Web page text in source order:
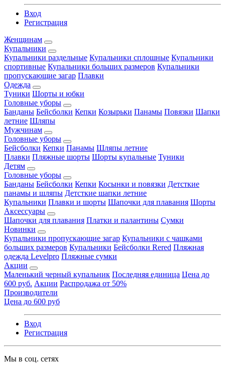
Вход
Регистрация
Женщинам
Купальники
Купальники раздельные Купальники сплошные Купальники
спортивные Купальники больших размеров Купальники
пропускающие загар Плавки
Одежда
Туники Шорты и юбки
Головные уборы
Банданы Бейсболки Кепки Козырьки Панамы Повязки Шапки
летние Шляпы
Мужчинам
Головные уборы
Бейсболки Кепки Панамы Шляпы летние
Плавки Пляжные шорты Шорты купальные Туники
Детям
Головные уборы
Банданы Бейсболки Кепки Косынки и повязки Детсткие
панамы и шляпы Детсткие шапки летние
Купальники Плавки и шорты Шапочки для плавания Шорты
Аксессуары
Шапочки для плавания Платки и палантины Сумки
Новинки
Купальники пропускающие загар Купальники с чашками
больших размеров Купальники Бейсболки Rered Пляжная
одежда Levelpro Пляжные сумки
Акции
Маленький черный купальник Последняя единица Цена до
600 руб. Акции Распродажа от 50%
Производители
Цена до 600 руб
Вход
Регистрация
Мы в соц. сетях